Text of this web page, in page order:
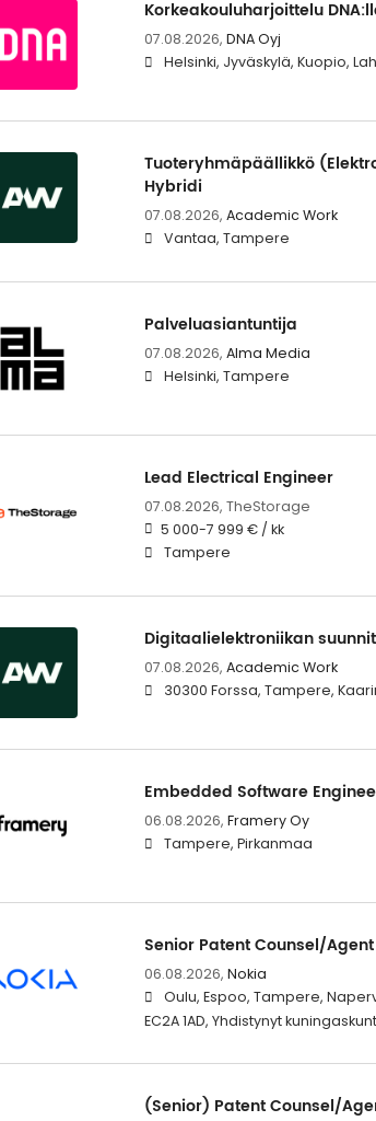
Korkeakouluharjoittelu
07.08.2026, DNA Oyj
Helsinki, Jyväskylä, Kuopio,
Tuoteryhmäpäällikkö
Hybridi
07.08.2026, Academic Work
Vantaa, Tampere
Palveluasiantuntija
07.08.2026, Alma Media
Helsinki, Tampere
Lead Electrical Engineer
07.08.2026, TheStorage
5 000-7 999 € / kk
Tampere
Digitaalielektroniikan
07.08.2026, Academic Work
30300 Forssa, Tampere,
Embedded Software
06.08.2026, Framery Oy
Tampere, Pirkanmaa
Senior Patent Counsel/Agent
06.08.2026, Nokia
Oulu, Espoo, Tampere,
EC2A 1AD, Yhdistynyt
(Senior) Patent Counsel/